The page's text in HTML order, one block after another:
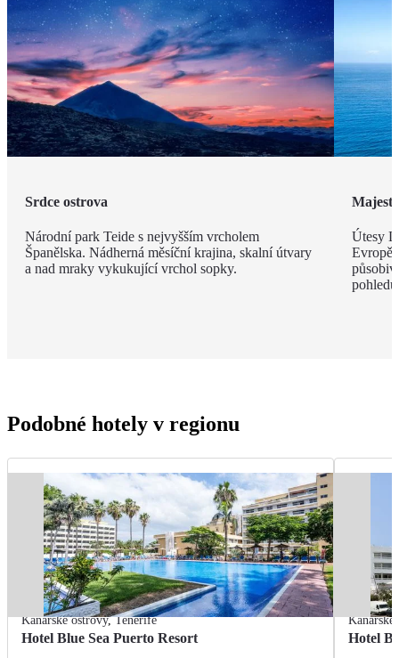
Srdce ostrova
Národní park Teide s nejvyšším vrcholem
Španělska. Nádherná měsíční krajina, skalní útvary
a nad mraky vykukující vrchol sopky.
Útesy
Evropě,
Podobné hotely v regionu
Kanárské ostrovy,Tenerife
Hotel Blue Sea Puerto Resort
Kanárské
Hotel